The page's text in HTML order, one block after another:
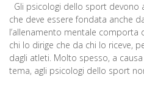
Gli psicologi dello sport devono
che deve essere fondata anche
l’allenamento mentale comporta
chi lo dirige che da chi lo riceve,
dagli atleti. Molto spesso, a
tema, agli psicologi dello sport